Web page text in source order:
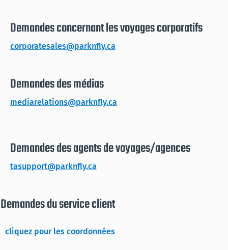
Demandes concernant les voyages corporatifs
corporatesales@parknfly.ca
Demandes des médias
mediarelations@parknfly.ca
Demandes des agents de voyages/agences
tasupport@parknfly.ca
Demandes du service client
cliquez pour les coordonnées